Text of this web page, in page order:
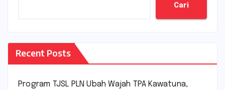
Cari
Recent Posts
Program TJSL PLN Ubah Wajah TPA Kawatuna,